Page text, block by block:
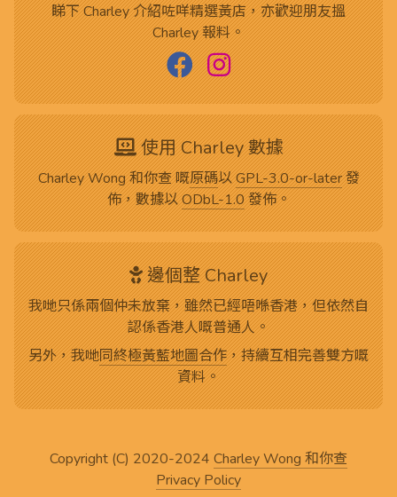
睇下 Charley 介紹咗咩精選黃店，亦歡迎朋友搵
Charley 報料。
使用 Charley 數據
Charley Wong 和你查 嘅原碼以GPL-3.0-or-later發
佈，數據以ODbL-1.0發佈。
邊個整 Charley
我哋只係兩個仲未放棄，雖然已經唔喺香港，但依然自
認係香港人嘅普通人。
另外，我哋同終極黃藍地圖合作，持續互相完善雙方嘅
資料。
Copyright (C) 2020-2024 Charley Wong 和你查
Privacy Policy